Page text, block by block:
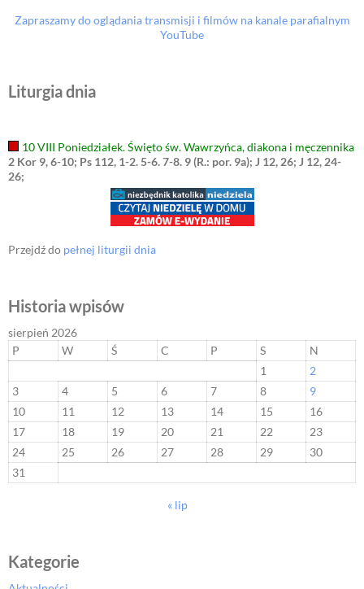
Zapraszamy do oglądania transmisji i filmów na kanale parafialnym
YouTube
Liturgia dnia
10 VIII Poniedziałek. Święto św. Wawrzyńca, diakona i męczennika
2 Kor 9, 6-10; Ps 112, 1-2. 5-6. 7-8. 9 (R.: por. 9a); J 12, 26; J 12, 24-
26;
Przejdź do pełnej liturgii dnia
Historia wpisów
sierpień 2026
P
W Ś C P S
N
1
2
3
4 5 6 7 8
9
10
11 12 13 14 15
16
17
18 19 20 21 22
23
24
25 26 27 28 29
30
31
« lip
Kategorie